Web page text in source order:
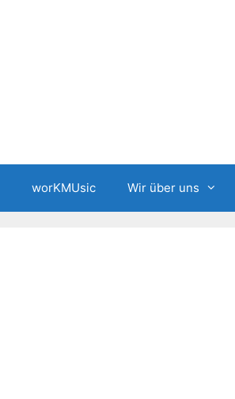
worKMUsic Wir über uns